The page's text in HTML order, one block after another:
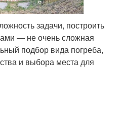
задачи, построить
— не очень сложная
подбор вида погреба,
и выбора места для